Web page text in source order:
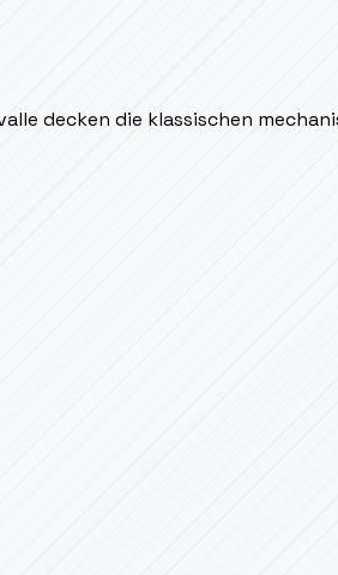
decken die klassischen